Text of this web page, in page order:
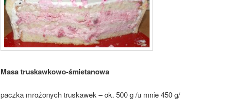
Masa truskawkowo-śmietanowa
paczka mrożonych truskawek – ok. 500 g /u mnie 450 g/